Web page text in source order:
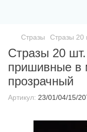
Стразы Стразы 20
Стразы 20
пришивные в
прозрачный
Артикул: 23/01/04/15/